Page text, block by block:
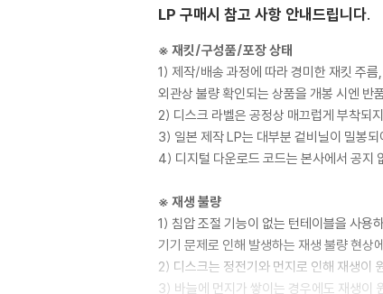
LP 구매시 참고 사항 안내드립니다.
※ 재킷/구성품/포장 상태
1) 제작/배송 과정에 따라 경미한 재킷 주
외관상 불량 확인되는 상품을 개봉 시엔 반
2) 디스크 라벨은 공정상 매끄럽게 부착되
3) 일본 제작 LP는 대부분 겉비닐이 밀봉되
4) 디지털 다운로드 코드는 본사에서 공지
※ 재생 불량
1) 침압 조절 기능이 없는 턴테이블을 사용
기기 문제로 인해 발생하는 재생 불량 현상
2) 디스크는 정전기와 먼지로 인해 재생이
3) 바늘에 먼지가 쌓이는 경우에도 재생이